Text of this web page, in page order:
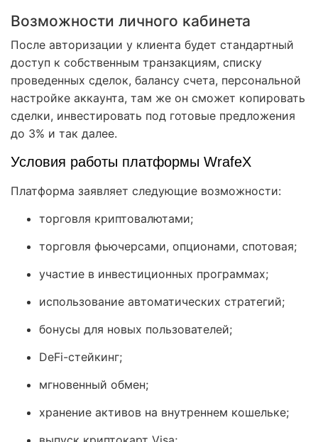
Возможности личного кабинета
После авторизации у клиента будет стандартный
доступ к собственным транзакциям, списку
проведенных сделок, балансу счета, персональной
настройке аккаунта, там же он сможет копировать
сделки, инвестировать под готовые предложения
до 3% и так далее.
Условия работы платформы WrafeX
Платформа заявляет следующие возможности:
торговля криптовалютами;
торговля фьючерсами, опционами, спотовая;
участие в инвестиционных программах;
использование автоматических стратегий;
бонусы для новых пользователей;
DeFi-стейкинг;
мгновенный обмен;
хранение активов на внутреннем кошельке;